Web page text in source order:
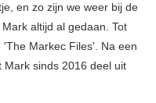
en zo zijn we weer bij de
altijd al gedaan. Tot
Markec Files'. Na een
Mark sinds 2016 deel uit